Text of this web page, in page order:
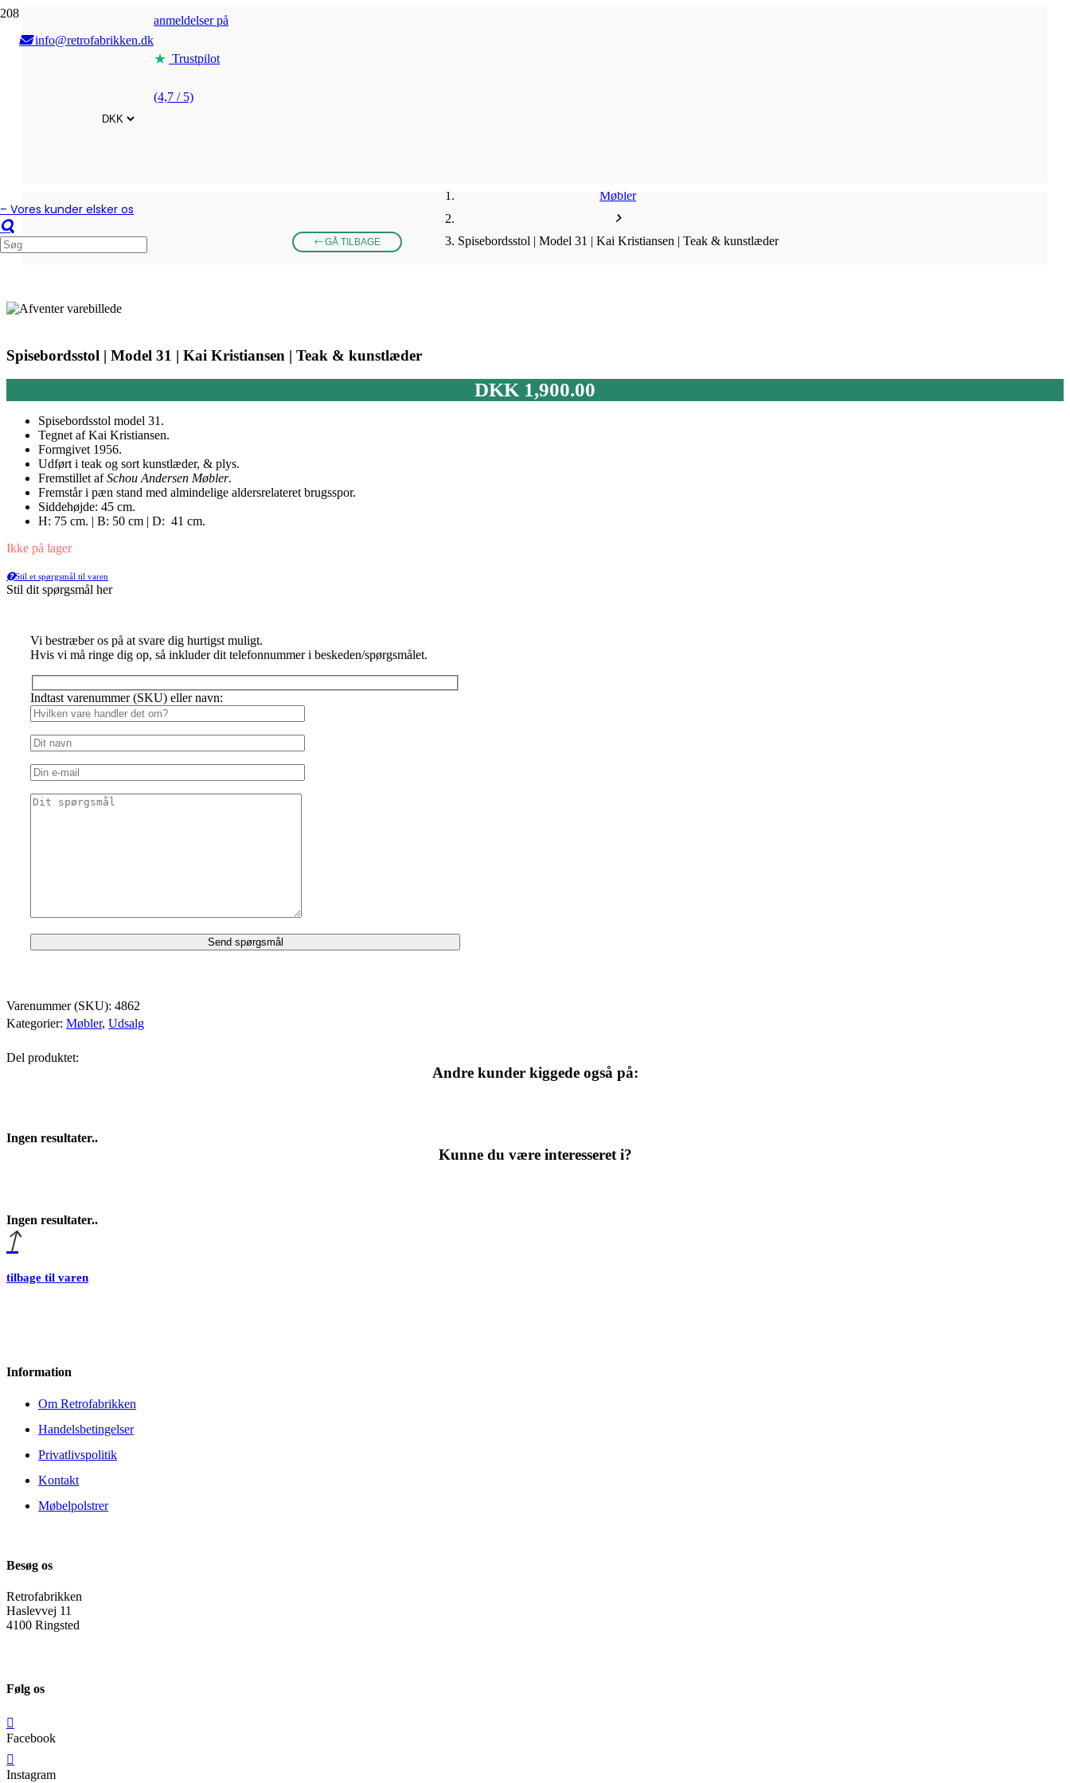
info@retrofabrikken.dk
anmeldelser på
Trustpilot
(4,7 / 5)
– Vores kunder elsker os
GÅ TILBAGE
Møbler
Spisebordsstol | Model 31 | Kai Kristiansen | Teak & kunstlæder
Spisebordsstol | Model 31 | Kai Kristiansen | Teak & kunstlæder
DKK1,900.00
Spisebordsstol model 31.
Tegnet af Kai Kristiansen.
Formgivet 1956.
Udført i teak og sort kunstlæder, & plys.
Fremstillet afSchou Andersen Møbler.
Fremstår i pæn stand med almindelige aldersrelateret brugsspor.
Siddehøjde: 45 cm.
H: 75 cm. | B: 50 cm | D: 41 cm.
Ikke på lager
Stil et spørgsmål til varen
Stil dit spørgsmål her
Vi bestræber os på at svare dig hurtigst muligt.
Hvis vi må ringe dig op, så inkluder dit telefonnummer i beskeden/spørgsmålet.
Indtast varenummer (SKU) eller navn:
Varenummer (SKU): 4862
Kategorier: Møbler, Udsalg
Del produktet:
Andre kunder kiggede også på:
Ingen resultater..
Kunne du være interesseret i?
Ingen resultater..
tilbage til varen
Information
Om Retrofabrikken
Handelsbetingelser
Privatlivspolitik
Kontakt
Møbelpolstrer
Besøg os
Retrofabrikken
Haslevvej 11
4100 Ringsted
Følg os
Facebook
Instagram